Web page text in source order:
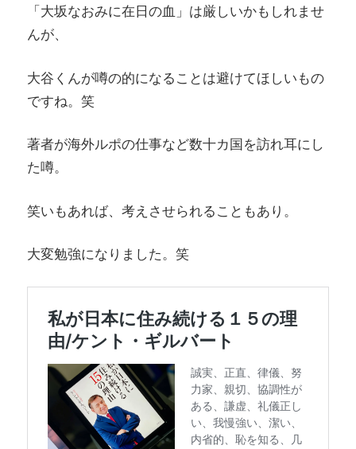
「大坂なおみに在日の血」は厳しいかもしれませ
んが、
大谷くんが噂の的になることは避けてほしいもの
ですね。笑
著者が海外ルポの仕事など数十カ国を訪れ耳にし
た噂。
笑いもあれば、考えさせられることもあり。
大変勉強になりました。笑